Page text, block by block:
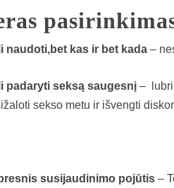
naudoti,bet kas ir bet kada –
padaryti seksą saugesnį –
sekso metu ir išvengti
susijaudinimo pojūtis –